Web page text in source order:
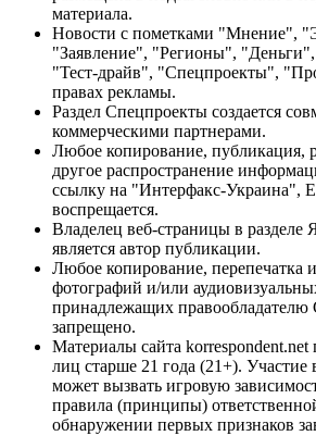
материала.
Новости с пометками "Мнение",
"Заявление", "Регионы",
"Тест-драйв", "Спецпроекты",
правах рекламы.
Раздел Спецпроекты создается
коммерческими партнерами.
Любое копирование, публикация,
другое распространение
ссылку на "Интерфакс-Украина",
воспрещается.
Владелец веб-страницы в разделе
является автор публикации.
Любое копирование, перепечатка
фотографий и/или
принадлежащих правообладателю
запрещено.
Материалы сайта korrespondent.net
лиц старше 21 года (21+). Участие
может вызвать игровую
правила (принципы)
обнаружении первых признаков